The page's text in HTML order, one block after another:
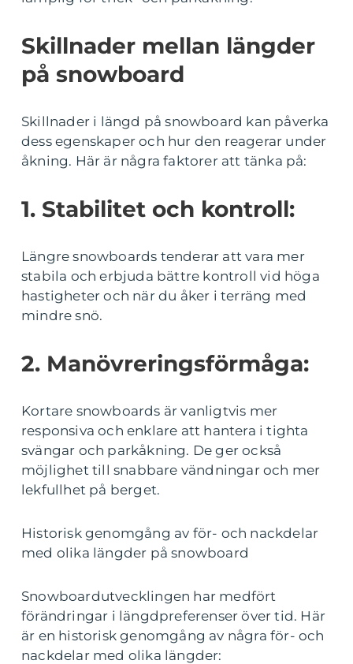
Skillnader mellan längder
på snowboard
Skillnader i längd på snowboard kan påverka
dess egenskaper och hur den reagerar under
åkning. Här är några faktorer att tänka på:
1. Stabilitet och kontroll:
Längre snowboards tenderar att vara mer
stabila och erbjuda bättre kontroll vid höga
hastigheter och när du åker i terräng med
mindre snö.
2. Manövreringsförmåga:
Kortare snowboards är vanligtvis mer
responsiva och enklare att hantera i tighta
svängar och parkåkning. De ger också
möjlighet till snabbare vändningar och mer
lekfullhet på berget.
Historisk genomgång av för- och nackdelar
med olika längder på snowboard
Snowboardutvecklingen har medfört
förändringar i längdpreferenser över tid. Här
är en historisk genomgång av några för- och
nackdelar med olika längder: